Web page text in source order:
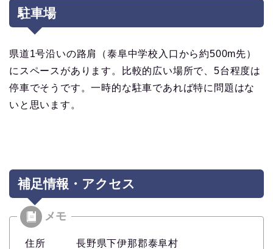
駐車場
県道1号沿いの路肩（泰阜中学校入口から約500m先）
にスペースがあります。比較的広い場所で、5台程度は
停車でそうです。一時的な駐車であれば特に問題はな
いと思います。
補足情報・アクセス
住所 長野県下伊那郡泰阜村